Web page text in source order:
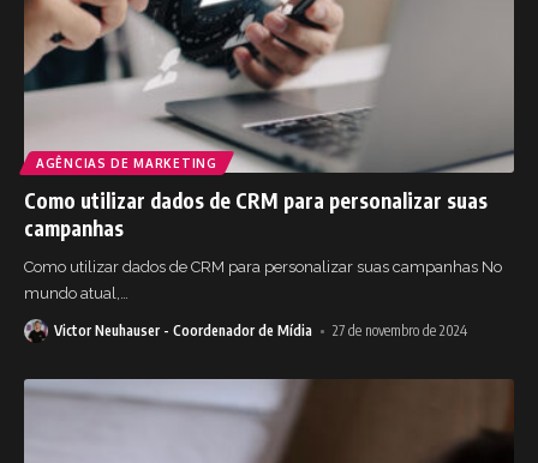
AGÊNCIAS DE MARKETING
Como utilizar dados de CRM para personalizar suas
campanhas
Como utilizar dados de CRM para personalizar suas campanhas No
mundo atual,…
Victor Neuhauser - Coordenador de Mídia 27 de novembro de 2024